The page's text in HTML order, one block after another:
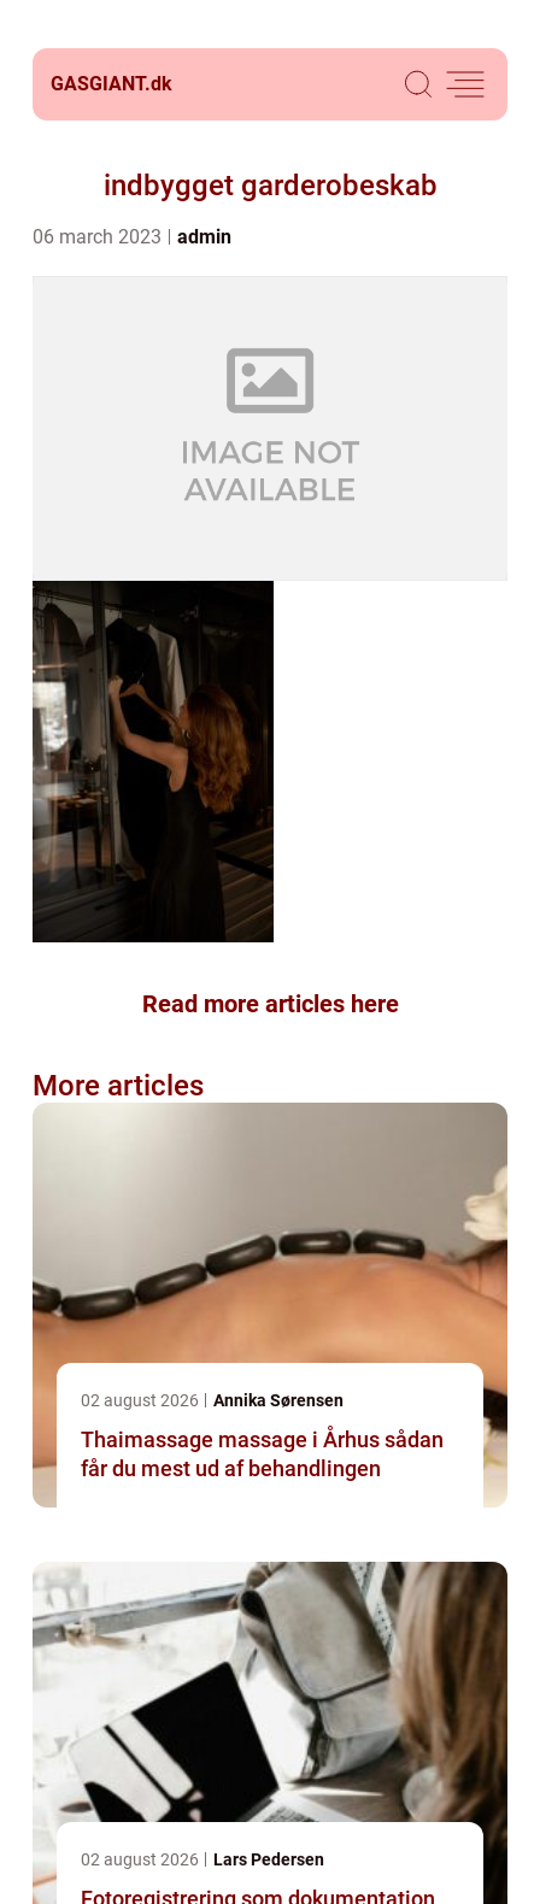
GASGIANT.dk
indbygget garderobeskab
06 march 2023 admin
Read more articles here
More articles
02 august 2026 Annika Sørensen
Thaimassage massage i Århus sådan
får du mest ud af behandlingen
02 august 2026 Lars Pedersen
Fotoregistrering som dokumentation